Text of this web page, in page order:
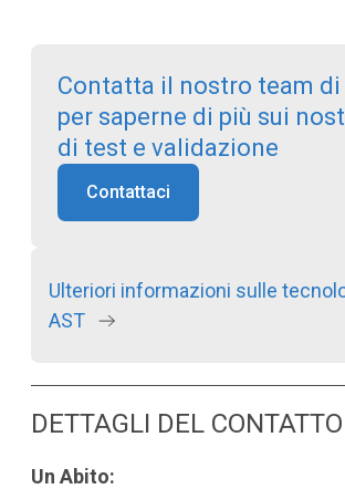
DETTAGLI DEL CONTATTO
Un Abito:
Contatta il nostro team
per saperne di più sui
di test e validazione
Contattaci
Ulteriori informazioni sulle
AST